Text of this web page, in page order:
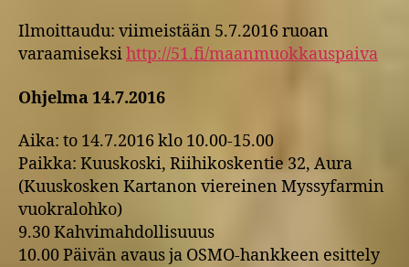
Ilmoittaudu: viimeistään 5.7.2016 ruoan
varaamiseksihttp://51.fi/maanmuokkauspaiva
Ohjelma 14.7.2016
Aika: to 14.7.2016 klo 10.00-15.00
Paikka: Kuuskoski, Riihikoskentie 32, Aura
(Kuuskosken Kartanon viereinen Myssyfarmin
vuokralohko)
9.30 Kahvimahdollisuuus
10.00 Päivän avaus ja OSMO-hankkeen esittely